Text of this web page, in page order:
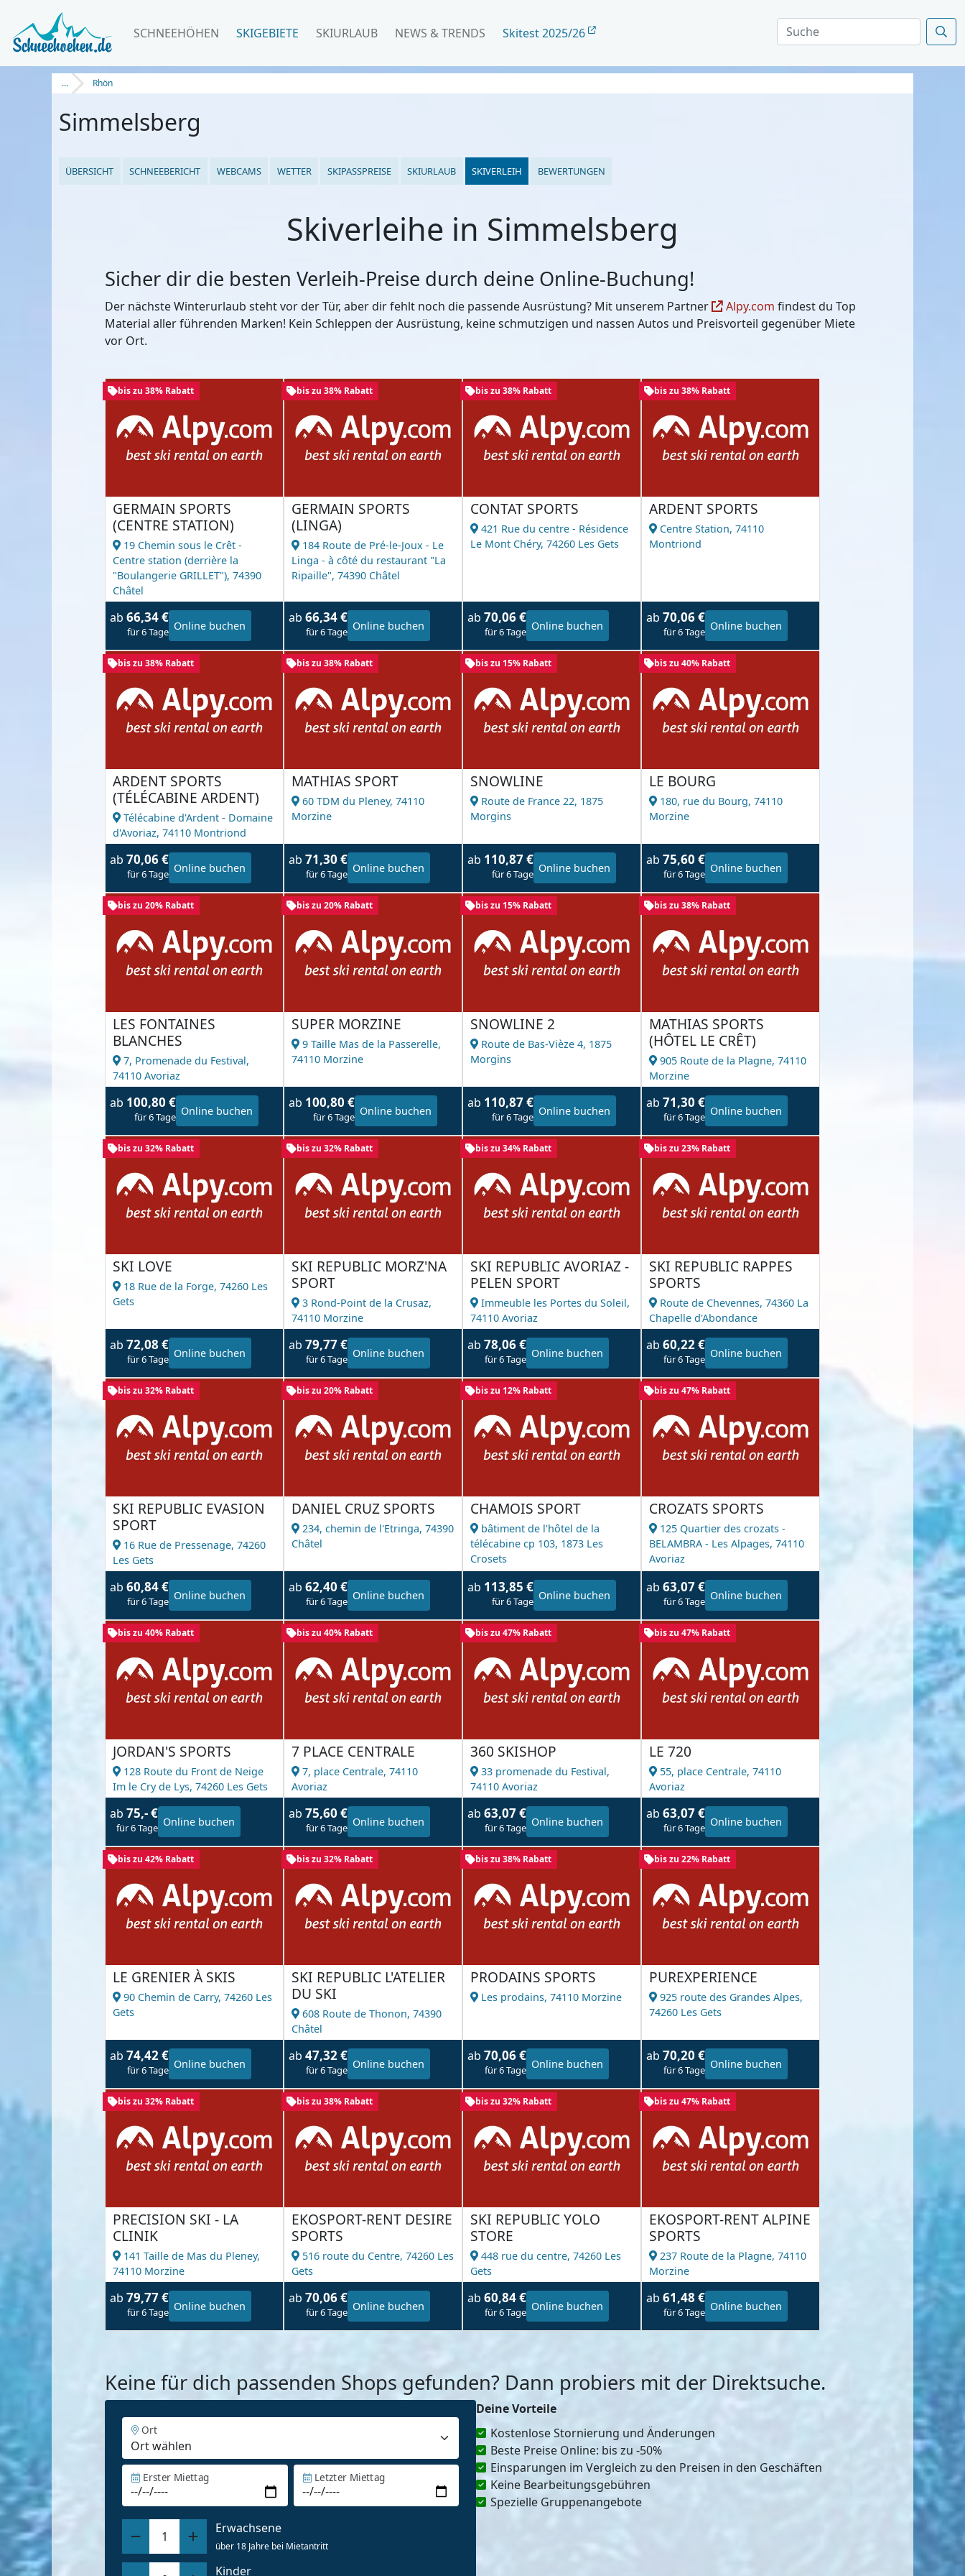
SCHNEEHÖHEN SKIGEBIETE SKIURLAUB NEWS & TRENDS Skitest 2025/26
... Rhön
Simmelsberg
ÜBERSICHT SCHNEEBERICHT WEBCAMS WETTER SKIPASSPREISE SKIURLAUB SKIVERLEIH BEWERTUNGEN
Skiverleihe in Simmelsberg
Sicher dir die besten Verleih-Preise durch deine Online-Buchung!
Der nächste Winterurlaub steht vor der Tür, aber dir fehlt noch die passende Ausrüstung? Mit unserem Partner Alpy.com findest du Top
Material aller führenden Marken! Kein Schleppen der Ausrüstung, keine schmutzigen und nassen Autos und Preisvorteil gegenüber Miete
vor Ort.
bis zu 38% Rabatt
GERMAIN SPORTS
(CENTRE STATION)
19 Chemin sous le Crêt -
Centre station (derrière la
"Boulangerie GRILLET"), 74390
Châtel
ab 66,34 €
für 6 Tage Online buchen
bis zu 38% Rabatt
GERMAIN SPORTS
(LINGA)
184 Route de Pré-le-Joux - Le
Linga - à côté du restaurant "La
Ripaille", 74390 Châtel
ab 66,34 €
für 6 Tage Online buchen
bis zu 38% Rabatt
CONTAT SPORTS
421 Rue du centre - Résidence
Le Mont Chéry, 74260 Les Gets
ab 70,06 €
für 6 Tage Online buchen
bis zu 38% Rabatt
ARDENT SPORTS
Centre Station, 74110
Montriond
ab 70,06 €
für 6 Tage Online buchen
bis zu 38% Rabatt
ARDENT SPORTS
(TÉLÉCABINE ARDENT)
Télécabine d'Ardent - Domaine
d'Avoriaz, 74110 Montriond
ab 70,06 €
für 6 Tage Online buchen
bis zu 38% Rabatt
MATHIAS SPORT
60 TDM du Pleney, 74110
Morzine
ab 71,30 €
für 6 Tage Online buchen
bis zu 15% Rabatt
SNOWLINE
Route de France 22, 1875
Morgins
ab 110,87 €
für 6 Tage Online buchen
bis zu 40% Rabatt
LE BOURG
180, rue du Bourg, 74110
Morzine
ab 75,60 €
für 6 Tage Online buchen
bis zu 20% Rabatt
LES FONTAINES
BLANCHES
7, Promenade du Festival,
74110 Avoriaz
ab 100,80 €
für 6 Tage Online buchen
bis zu 20% Rabatt
SUPER MORZINE
9 Taille Mas de la Passerelle,
74110 Morzine
ab 100,80 €
für 6 Tage Online buchen
bis zu 15% Rabatt
SNOWLINE 2
Route de Bas-Vièze 4, 1875
Morgins
ab 110,87 €
für 6 Tage Online buchen
bis zu 38% Rabatt
MATHIAS SPORTS
(HÔTEL LE CRÊT)
905 Route de la Plagne, 74110
Morzine
ab 71,30 €
für 6 Tage Online buchen
bis zu 32% Rabatt
SKI LOVE
18 Rue de la Forge, 74260 Les
Gets
ab 72,08 €
für 6 Tage Online buchen
bis zu 32% Rabatt
SKI REPUBLIC MORZ'NA
SPORT
3 Rond-Point de la Crusaz,
74110 Morzine
ab 79,77 €
für 6 Tage Online buchen
bis zu 34% Rabatt
SKI REPUBLIC AVORIAZ -
PELEN SPORT
Immeuble les Portes du Soleil,
74110 Avoriaz
ab 78,06 €
für 6 Tage Online buchen
bis zu 23% Rabatt
SKI REPUBLIC RAPPES
SPORTS
Route de Chevennes, 74360 La
Chapelle d'Abondance
ab 60,22 €
für 6 Tage Online buchen
bis zu 32% Rabatt
SKI REPUBLIC EVASION
SPORT
16 Rue de Pressenage, 74260
Les Gets
ab 60,84 €
für 6 Tage Online buchen
bis zu 20% Rabatt
DANIEL CRUZ SPORTS
234, chemin de l'Etringa, 74390
Châtel
ab 62,40 €
für 6 Tage Online buchen
bis zu 12% Rabatt
CHAMOIS SPORT
bâtiment de l'hôtel de la
télécabine cp 103, 1873 Les
Crosets
ab 113,85 €
für 6 Tage Online buchen
bis zu 47% Rabatt
CROZATS SPORTS
125 Quartier des crozats -
BELAMBRA - Les Alpages, 74110
Avoriaz
ab 63,07 €
für 6 Tage Online buchen
bis zu 40% Rabatt
JORDAN'S SPORTS
128 Route du Front de Neige
Im le Cry de Lys, 74260 Les Gets
ab 75,- €
für 6 Tage Online buchen
bis zu 40% Rabatt
7 PLACE CENTRALE
7, place Centrale, 74110
Avoriaz
ab 75,60 €
für 6 Tage Online buchen
bis zu 47% Rabatt
360 SKISHOP
33 promenade du Festival,
74110 Avoriaz
ab 63,07 €
für 6 Tage Online buchen
bis zu 47% Rabatt
LE 720
55, place Centrale, 74110
Avoriaz
ab 63,07 €
für 6 Tage Online buchen
bis zu 42% Rabatt
LE GRENIER À SKIS
90 Chemin de Carry, 74260 Les
Gets
ab 74,42 €
für 6 Tage Online buchen
bis zu 32% Rabatt
SKI REPUBLIC L'ATELIER
DU SKI
608 Route de Thonon, 74390
Châtel
ab 47,32 €
für 6 Tage Online buchen
bis zu 38% Rabatt
PRODAINS SPORTS
Les prodains, 74110 Morzine
ab 70,06 €
für 6 Tage Online buchen
bis zu 22% Rabatt
PUREXPERIENCE
925 route des Grandes Alpes,
74260 Les Gets
ab 70,20 €
für 6 Tage Online buchen
bis zu 32% Rabatt
PRECISION SKI - LA
CLINIK
141 Taille de Mas du Pleney,
74110 Morzine
ab 79,77 €
für 6 Tage Online buchen
bis zu 38% Rabatt
EKOSPORT-RENT DESIRE
SPORTS
516 route du Centre, 74260 Les
Gets
ab 70,06 €
für 6 Tage Online buchen
bis zu 32% Rabatt
SKI REPUBLIC YOLO
STORE
448 rue du centre, 74260 Les
Gets
ab 60,84 €
für 6 Tage Online buchen
bis zu 47% Rabatt
EKOSPORT-RENT ALPINE
SPORTS
237 Route de la Plagne, 74110
Morzine
ab 61,48 €
für 6 Tage Online buchen
Keine für dich passenden Shops gefunden? Dann probiers mit der Direktsuche.
Ort
Erster Miettag Letzter Miettag
1
Erwachsene
über 18 Jahre bei Mietantritt
Kinder
Deine Vorteile
Kostenlose Stornierung und Änderungen
Beste Preise Online: bis zu -50%
Einsparungen im Vergleich zu den Preisen in den Geschäften
Keine Bearbeitungsgebühren
Spezielle Gruppenangebote